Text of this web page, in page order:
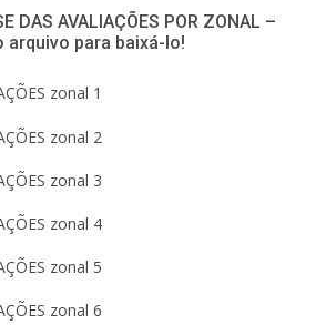
DAS AVALIAÇÕES POR ZONAL –
arquivo para baixá-lo!
zonal 1
zonal 2
zonal 3
zonal 4
zonal 5
zonal 6